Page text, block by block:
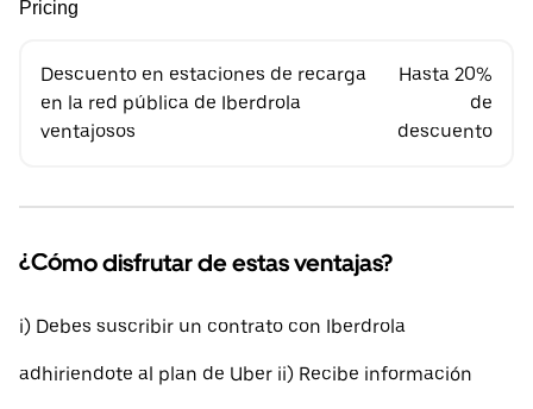
Pricing
Descuento en estaciones de recarga
en la red pública de Iberdrola
ventajosos
Hasta 20%
de
descuento
¿Cómo disfrutar de estas ventajas?
i) Debes suscribir un contrato con Iberdrola
adhiriendote al plan de Uber ii) Recibe información